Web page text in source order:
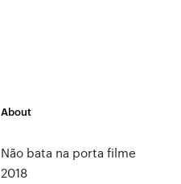
About
Não bata na porta filme
2018